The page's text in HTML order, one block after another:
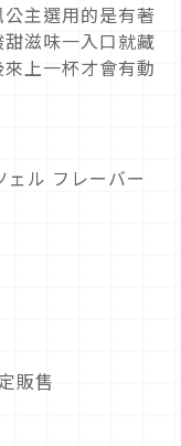
主選用的是有著
滋味一入口就藏
上一杯才會有動
ル フレーバー
販售